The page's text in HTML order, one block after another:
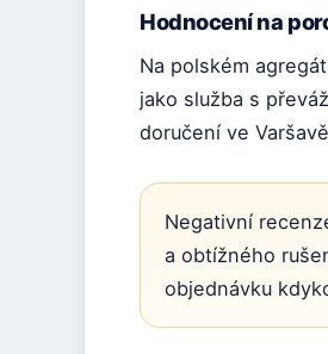
Hodnocení na
Na polském
jako služba s
doručení ve
Negativní
a obtížného
objednávku